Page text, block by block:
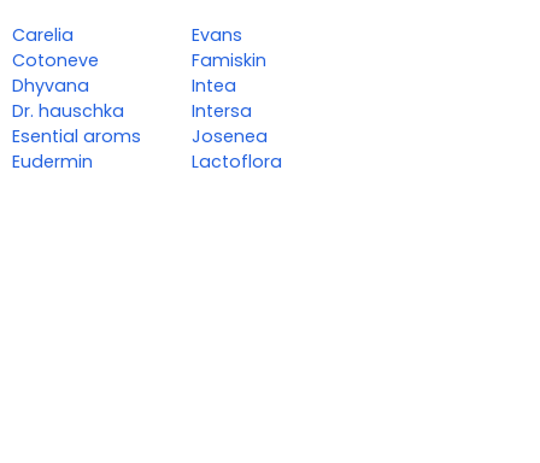
Carelia
Cotoneve
Dhyvana
Dr. hauschka
Esential aroms
Eudermin
Evans
Famiskin
Intea
Intersa
Josenea
Lactoflora